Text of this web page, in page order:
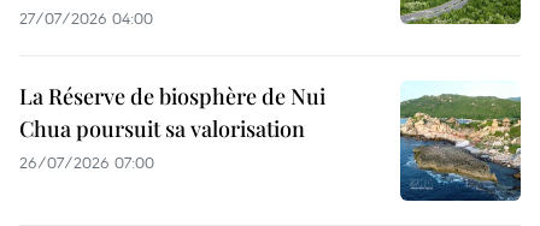
27/07/2026 04:00
La Réserve de biosphère de Nui
Chua poursuit sa valorisation
26/07/2026 07:00